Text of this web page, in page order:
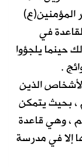
المؤمنين(ع)
في
حينما يلجؤوا
.
الذين
بحيث يتمكن
، وهي قاعدة
إلا في مدرسة